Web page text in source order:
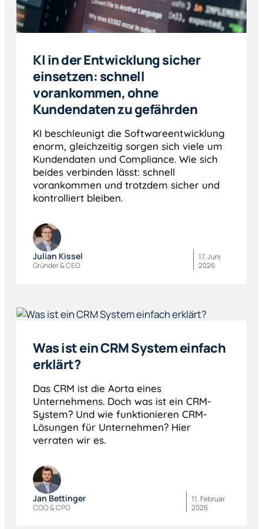
KI in der Entwicklung sicher
einsetzen: schnell
vorankommen, ohne
Kundendaten zu gefährden
KI beschleunigt die Softwareentwicklung
enorm, gleichzeitig sorgen sich viele um
Kundendaten und Compliance. Wie sich
beides verbinden lässt: schnell
vorankommen und trotzdem sicher und
kontrolliert bleiben.
Julian Kissel
Gründer & CEO
17. Juni
2026
Was ist ein CRM System einfach
erklärt?
Das CRM ist die Aorta eines
Unternehmens. Doch was ist ein CRM-
System? Und wie funktionieren CRM-
Lösungen für Unternehmen? Hier
verraten wir es.
Jan Bettinger
COO & CPO
11. Februar
2026